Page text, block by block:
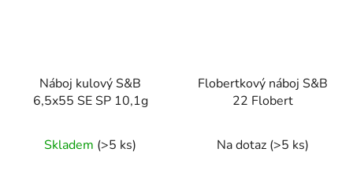
Náboj kulový S&B
6,5x55 SE SP 10,1g
Skladem (>5 ks)
Flobertkový náboj S&B
22 Flobert
Na dotaz (>5 ks)